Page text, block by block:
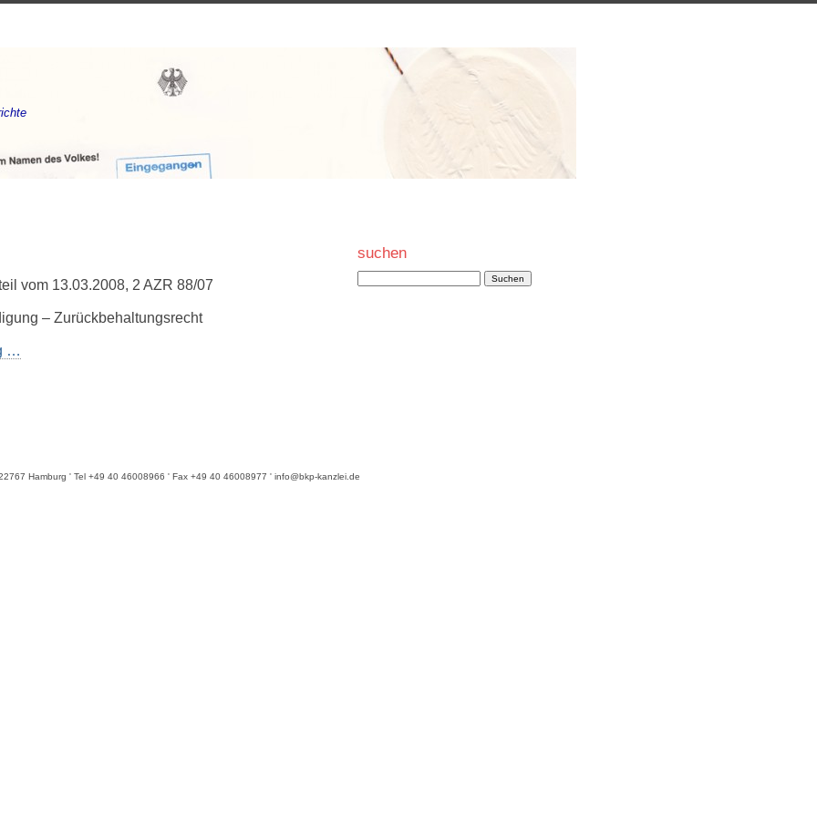
vom 13.03.2008, 2 AZR 88/07
– Zurückbehaltungsrecht
…
suchen
Hamburg ' Tel +49 40 46008966 ' Fax +49 40 46008977 ' info@bkp-kanzlei.de